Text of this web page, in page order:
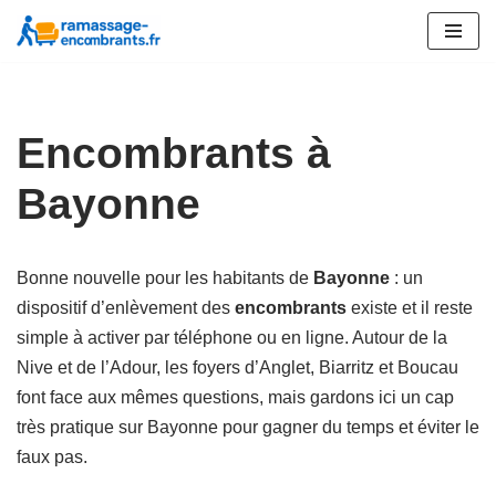
Encombrants à
Bayonne
Bonne nouvelle pour les habitants de Bayonne : un
dispositif d’enlèvement des encombrants existe et il reste
simple à activer par téléphone ou en ligne. Autour de la
Nive et de l’Adour, les foyers d’Anglet, Biarritz et Boucau
font face aux mêmes questions, mais gardons ici un cap
très pratique sur Bayonne pour gagner du temps et éviter le
faux pas.